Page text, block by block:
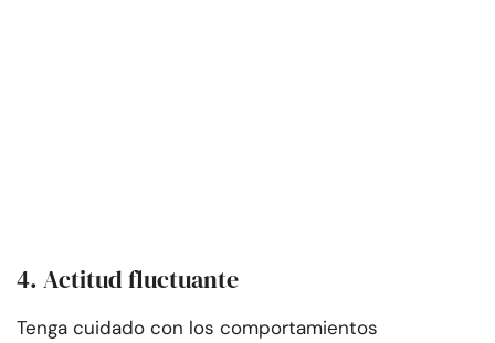
4. Actitud fluctuante
Tenga cuidado con los comportamientos